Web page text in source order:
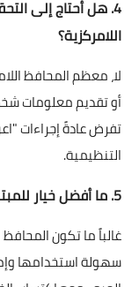
اللامركزية؟
لا، معظم المحافظ
أو تقديم معلومات
التنظيمية.
5. ما أفضل خيار للمبتدئين في العملات الرقمية؟
غالباً ما تكون
سهولة استخدامها